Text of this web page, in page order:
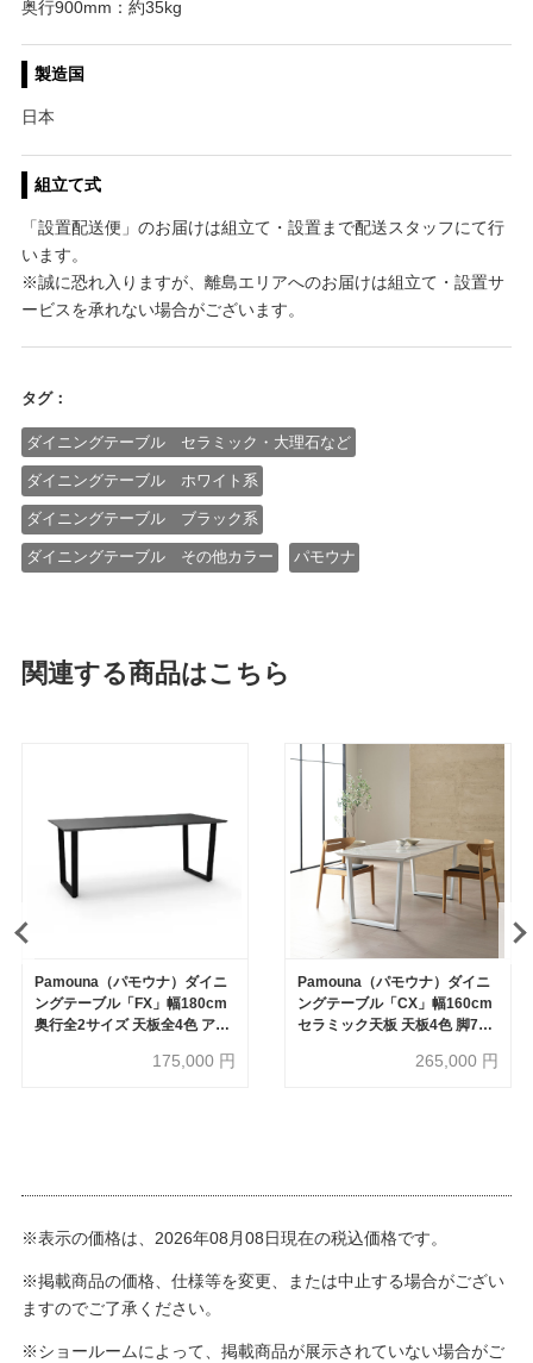
奥行900mm：約35kg
製造国
日本
組立て式
「設置配送便」のお届けは組立て・設置まで配送スタッフにて行
います。
※誠に恐れ入りますが、離島エリアへのお届けは組立て・設置サ
ービスを承れない場合がございます。
タグ：
ダイニングテーブル セラミック・大理石など
ダイニングテーブル ホワイト系
ダイニングテーブル ブラック系
ダイニングテーブル その他カラー パモウナ
関連する商品はこちら
Pamouna（パモウナ）ダイニ
ングテーブル「FX」幅180cm
奥行全2サイズ 天板全4色 アイ
175,000 円
Pamouna（パモウナ）ダイニ
ングテーブル「CX」幅160cm
セラミック天板 天板4色 脚7タ
265,000 円
※表示の価格は、2026年08月08日現在の税込価格です。
※掲載商品の価格、仕様等を変更、または中止する場合がござい
ますのでご了承ください。
※ショールームによって、掲載商品が展示されていない場合がご